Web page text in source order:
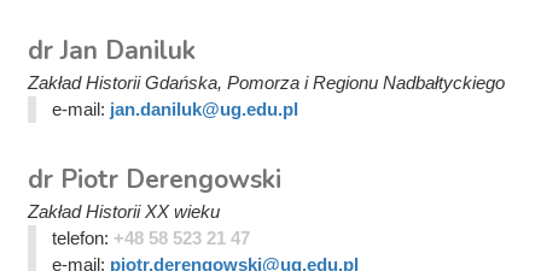
dr Jan Daniluk
Zakład Historii Gdańska, Pomorza i Regionu Nadbałtyckiego
e-mail: jan.daniluk@ug.edu.pl
dr Piotr Derengowski
Zakład Historii XX wieku
telefon: +48 58 523 21 47
e-mail: piotr.derengowski@ug.edu.pl